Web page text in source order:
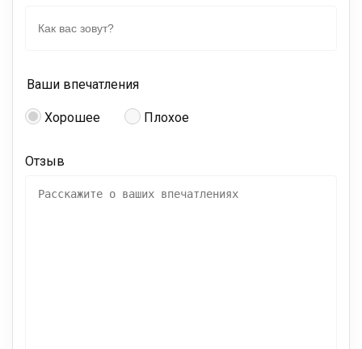
Ваши впечатления
Хорошее Плохое
Отзыв